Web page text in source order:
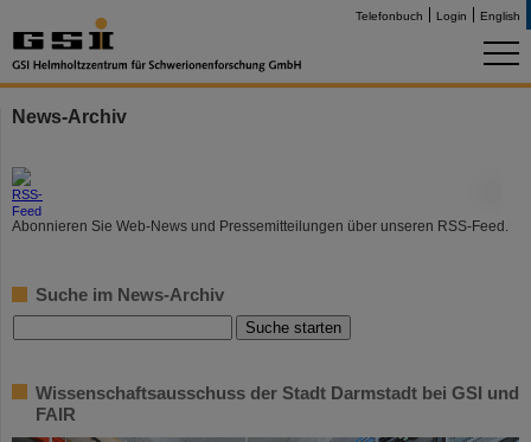
Telefonbuch Login English
News-Archiv
Abonnieren Sie Web-News und Pressemitteilungen über unseren RSS-Feed.
Suche im News-Archiv
Wissenschaftsausschuss der Stadt Darmstadt bei GSI und
FAIR